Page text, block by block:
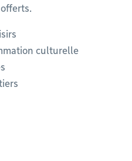
culturelle